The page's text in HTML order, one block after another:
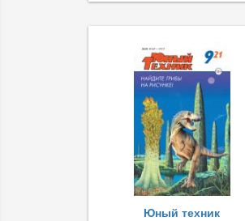
Юный техник